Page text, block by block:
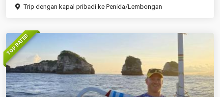
Trip dengan kapal pribadi ke Penida/Lembongan
TOP RATED